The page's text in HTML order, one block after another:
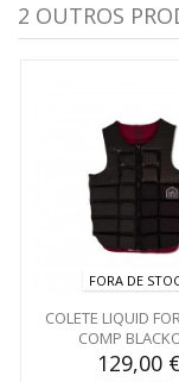
2 OUTROS
FORA DE
COLETE LIQUID
COMP
129,00 €